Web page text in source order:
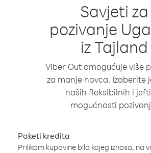
Savjeti za
pozivanje
iz Tajland
Viber Out omogućuje više
za manje novca. Izaberite
naših fleksibilnih i
mogućnosti
Paketi kredita
Prilikom kupovine bilo kojeg iznosa, na